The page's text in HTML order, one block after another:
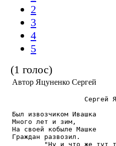
2
3
4
5
(1 голос)
Автор Яцуненко Сергей
Сергей
Был извозчиком Ивашка
Много лет и зим,
На своей кобыле Машке
Граждан развозил.
"Ну и что же тут